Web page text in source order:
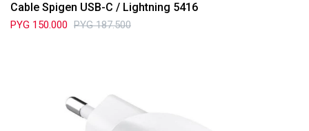
Cable Spigen USB-C / Lightning 5416
PYG 150.000 PYG 187.500